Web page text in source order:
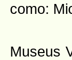
como:
Museus